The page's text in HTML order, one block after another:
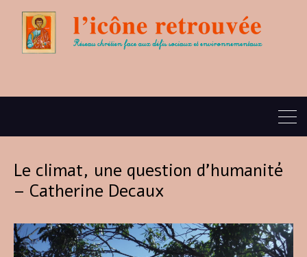
Le climat, une question d’humanité
– Catherine Decaux